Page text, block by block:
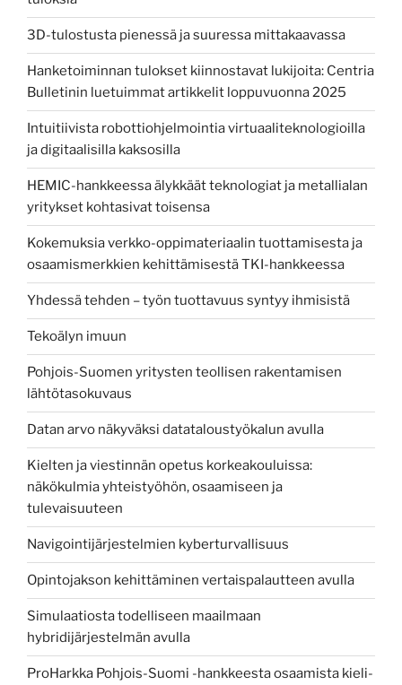
3D-tulostusta pienessä ja suuressa mittakaavassa
Hanketoiminnan tulokset kiinnostavat lukijoita: Centria
Bulletinin luetuimmat artikkelit loppuvuonna 2025
Intuitiivista robottiohjelmointia virtuaaliteknologioilla
ja digitaalisilla kaksosilla
HEMIC-hankkeessa älykkäät teknologiat ja metallialan
yritykset kohtasivat toisensa
Kokemuksia verkko-oppimateriaalin tuottamisesta ja
osaamismerkkien kehittämisestä TKI-hankkeessa
Yhdessä tehden – työn tuottavuus syntyy ihmisistä
Tekoälyn imuun
Pohjois-Suomen yritysten teollisen rakentamisen
lähtötasokuvaus
Datan arvo näkyväksi datataloustyökalun avulla
Kielten ja viestinnän opetus korkeakouluissa:
näkökulmia yhteistyöhön, osaamiseen ja
tulevaisuuteen
Navigointijärjestelmien kyberturvallisuus
Opintojakson kehittäminen vertaispalautteen avulla
Simulaatiosta todelliseen maailmaan
hybridijärjestelmän avulla
ProHarkka Pohjois-Suomi -hankkeesta osaamista kieli-